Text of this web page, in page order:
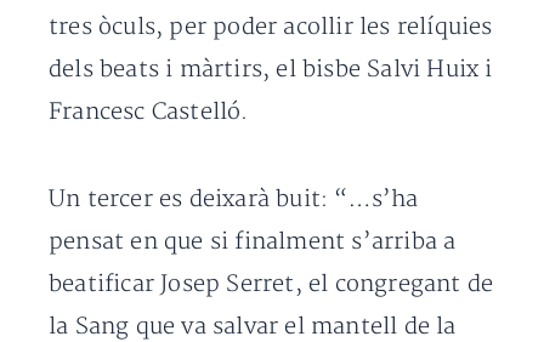
tres òculs, per poder acollir les relíquies
dels beats i màrtirs, el bisbe Salvi Huix i
Francesc Castelló.
Un tercer es deixarà buit: “…s’ha
pensat en que si finalment s’arriba a
beatificar Josep Serret, el congregant de
la Sang que va salvar el mantell de la